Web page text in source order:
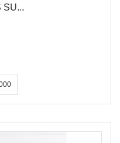
SU...